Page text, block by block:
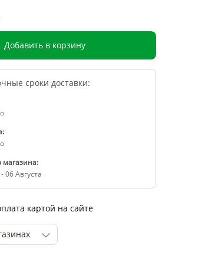
Добавить в корзину
сроки доставки:
магазина:
06 Августа
картой на сайте